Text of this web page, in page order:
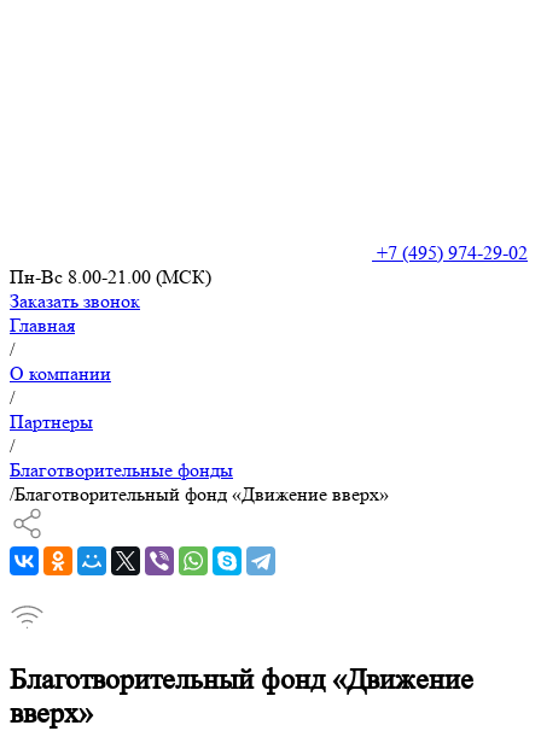
+7 (495) 974-29-02
Пн-Вс 8.00-21.00 (МСК)
Заказать звонок
Главная
/
О компании
/
Партнеры
/
Благотворительные фонды
/Благотворительный фонд «Движение вверх»
Благотворительный фонд «Движение
вверх»